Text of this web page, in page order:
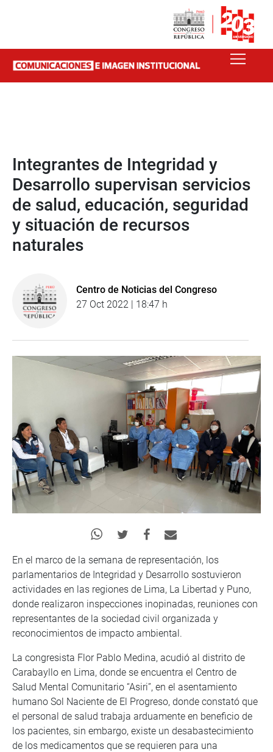
Integrantes de Integridad y
Desarrollo supervisan servicios
de salud, educación, seguridad
y situación de recursos
naturales
Centro de Noticias del Congreso
27 Oct 2022 | 18:47 h
En el marco de la semana de representación, los
parlamentarios de Integridad y Desarrollo sostuvieron
actividades en las regiones de Lima, La Libertad y Puno,
donde realizaron inspecciones inopinadas, reuniones con
representantes de la sociedad civil organizada y
reconocimientos de impacto ambiental.
La congresista Flor Pablo Medina, acudió al distrito de
Carabayllo en Lima, donde se encuentra el Centro de
Salud Mental Comunitario “Asiri”, en el asentamiento
humano Sol Naciente de El Progreso, donde constató que
el personal de salud trabaja arduamente en beneficio de
los pacientes, sin embargo, existe un desabastecimiento
de los medicamentos que se requieren para una